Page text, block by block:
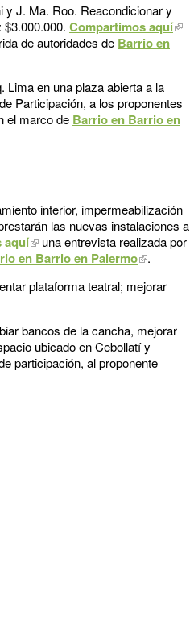
y J. Ma. Roo. Reacondicionar y
Compartimos aquí
de autoridades de Barrio en
Lima en una plaza abierta a la
Participación, a los proponentes
el marco de Barrio en Barrio en
interior, impermeabilización
las nuevas instalaciones a
aquí
una entrevista realizada por
en Barrio en Palermo .
plataforma teatral; mejorar
bancos de la cancha, mejorar
ubicado en Cebollatí y
participación, al proponente